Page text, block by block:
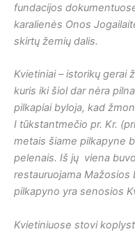
fundacijos
karalienės Onos
skirtų žemių dalis.
Kvietiniai – istorikų gerai
kuris iki šiol dar nėra
pilkapiai byloja, kad
I tūkstantmečio pr. Kr.
metais šiame pilkapyne
pelenais. Iš jų viena
restauruojama Mažosios
pilkapyno yra senosios
Kvietiniuose stovi